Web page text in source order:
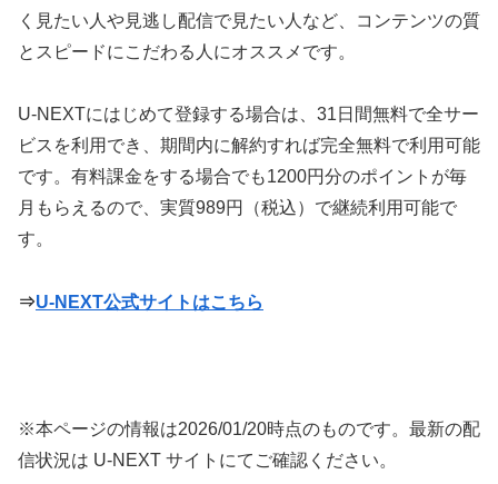
く見たい人や見逃し配信で見たい人など、コンテンツの質
とスピードにこだわる人にオススメです。
U-NEXTにはじめて登録する場合は、31日間無料で全サー
ビスを利用でき、期間内に解約すれば完全無料で利用可能
です。有料課金をする場合でも1200円分のポイントが毎
月もらえるので、実質989円（税込）で継続利用可能で
す。
⇒U-NEXT公式サイトはこちら
※本ページの情報は2026/01/20時点のものです。最新の配
信状況は U-NEXT サイトにてご確認ください。